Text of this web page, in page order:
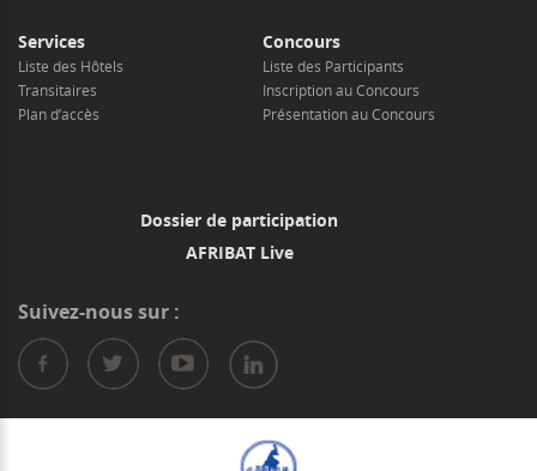
Services
Plan d’accès
Liste des Hôtels
Transitaires
Concours
Présentation au Concours
Liste des Participants
Inscription au Concours
Dossier de participation
AFRIBAT Live
Suivez-nous sur :